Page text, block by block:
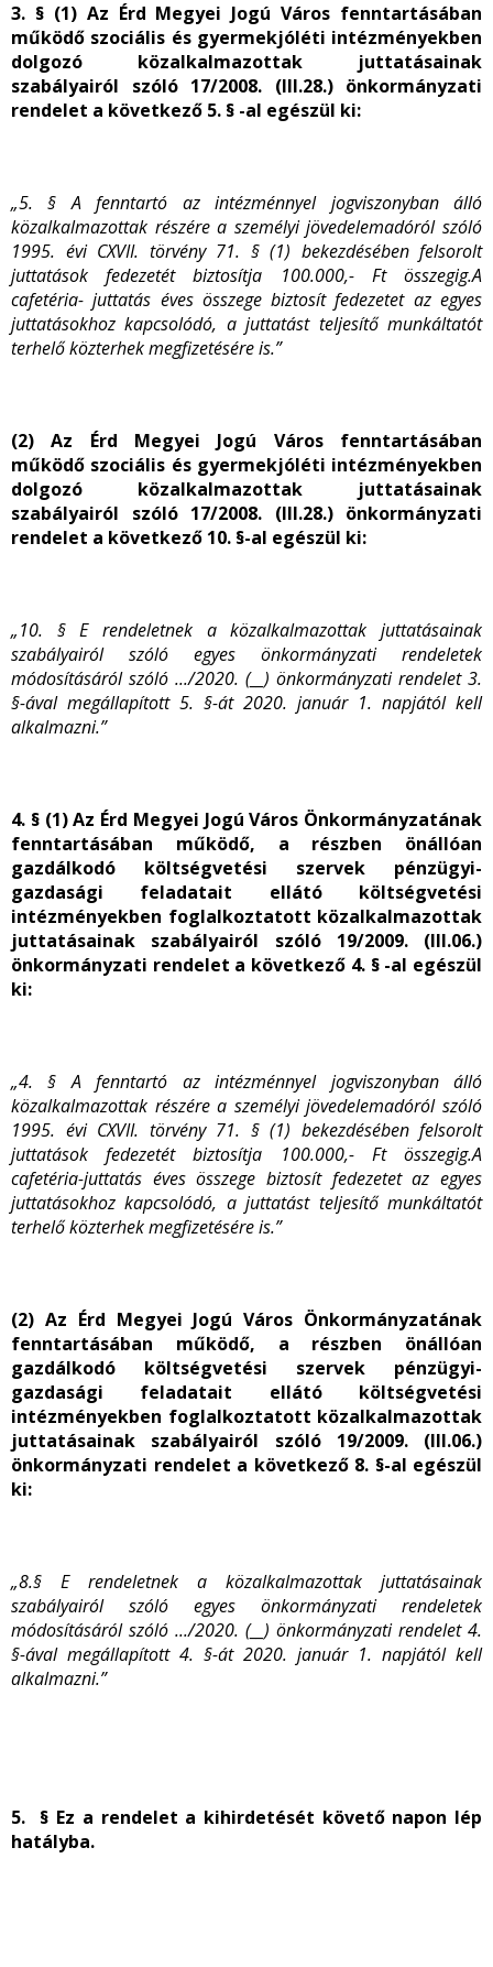
3. § (1) Az Érd Megyei Jogú Város fenntartásában
működő szociális és gyermekjóléti intézményekben
dolgozó közalkalmazottak juttatásainak
szabályairól szóló 17/2008. (III.28.) önkormányzati
rendelet a következő 5. § -al egészül ki:
„5. § A fenntartó az intézménnyel jogviszonyban álló
közalkalmazottak részére a személyi jövedelemadóról szóló
1995. évi CXVII. törvény 71. § (1) bekezdésében felsorolt
juttatások fedezetét biztosítja 100.000,- Ft összegig.A
cafetéria- juttatás éves összege biztosít fedezetet az egyes
juttatásokhoz kapcsolódó, a juttatást teljesítő munkáltatót
terhelő közterhek megfizetésére is.”
(2) Az Érd Megyei Jogú Város fenntartásában
működő szociális és gyermekjóléti intézményekben
dolgozó közalkalmazottak juttatásainak
szabályairól szóló 17/2008. (III.28.) önkormányzati
rendelet a következő 10. §-al egészül ki:
„10. § E rendeletnek a közalkalmazottak juttatásainak
szabályairól szóló egyes önkormányzati rendeletek
módosításáról szóló .../2020. (__) önkormányzati rendelet 3.
§-ával megállapított 5. §-át 2020. január 1. napjától kell
alkalmazni.”
4. § (1) Az Érd Megyei Jogú Város Önkormányzatának
fenntartásában működő, a részben önállóan
gazdálkodó költségvetési szervek pénzügyi-
gazdasági feladatait ellátó költségvetési
intézményekben foglalkoztatott közalkalmazottak
juttatásainak szabályairól szóló 19/2009. (III.06.)
önkormányzati rendelet a következő 4. § -al egészül
ki:
„4. § A fenntartó az intézménnyel jogviszonyban álló
közalkalmazottak részére a személyi jövedelemadóról szóló
1995. évi CXVII. törvény 71. § (1) bekezdésében felsorolt
juttatások fedezetét biztosítja 100.000,- Ft összegig.A
cafetéria-juttatás éves összege biztosít fedezetet az egyes
juttatásokhoz kapcsolódó, a juttatást teljesítő munkáltatót
terhelő közterhek megfizetésére is.”
(2) Az Érd Megyei Jogú Város Önkormányzatának
fenntartásában működő, a részben önállóan
gazdálkodó költségvetési szervek pénzügyi-
gazdasági feladatait ellátó költségvetési
intézményekben foglalkoztatott közalkalmazottak
juttatásainak szabályairól szóló 19/2009. (III.06.)
önkormányzati rendelet a következő 8. §-al egészül
ki:
„8.§ E rendeletnek a közalkalmazottak juttatásainak
szabályairól szóló egyes önkormányzati rendeletek
módosításáról szóló .../2020. (__) önkormányzati rendelet 4.
§-ával megállapított 4. §-át 2020. január 1. napjától kell
alkalmazni.”
5. § Ez a rendelet a kihirdetését követő napon lép
hatályba.